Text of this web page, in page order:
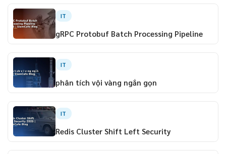
IT
gRPC Protobuf Batch Processing Pipeline
IT
phân tích vội vàng ngắn gọn
IT
Redis Cluster Shift Left Security